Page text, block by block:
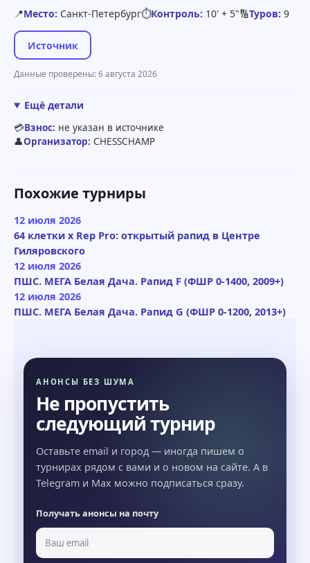
📍Место: Санкт-Петербург⏱Контроль: 10' + 5"🔢Туров: 9
Источник
Данные проверены: 6 августа 2026
Ещё детали
💳Взнос: не указан в источнике
👤Организатор: CHESSCHAMP
Похожие турниры
12 июля 2026
64 клетки x Rep Pro: открытый рапид в Центре
Гиляровского
12 июля 2026
ПШС. МЕГА Белая Дача. Рапид F (ФШР 0-1400, 2009+)
12 июля 2026
ПШС. МЕГА Белая Дача. Рапид G (ФШР 0-1200, 2013+)
АНОНСЫ БЕЗ ШУМА
Не пропустить
следующий турнир
Оставьте email и город — иногда пишем о
турнирах рядом с вами и о новом на сайте. А в
Telegram и Max можно подписаться сразу.
Получать анонсы на почту